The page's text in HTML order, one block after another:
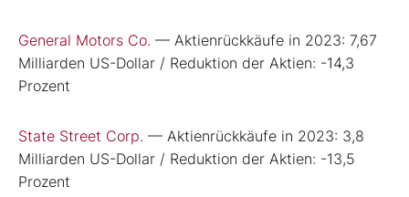
General Motors Co. — Aktienrückkäufe in 2023: 7,67
Milliarden US-Dollar / Reduktion der Aktien: -14,3
Prozent
State Street Corp. — Aktienrückkäufe in 2023: 3,8
Milliarden US-Dollar / Reduktion der Aktien: -13,5
Prozent